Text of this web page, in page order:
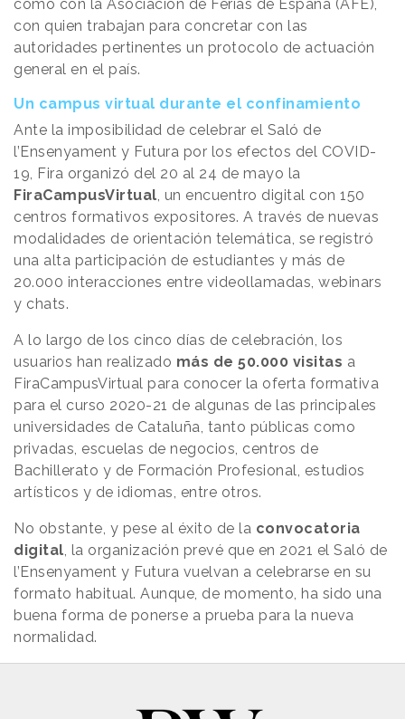
como con la Asociación de Ferias de España (AFE),
con quien trabajan para concretar con las
autoridades pertinentes un protocolo de actuación
general en el país.
Un campus virtual durante el confinamiento
Ante la imposibilidad de celebrar el Saló de
l’Ensenyament y Futura por los efectos del COVID-
19, Fira organizó del 20 al 24 de mayo la
FiraCampusVirtual , un encuentro digital con 150
centros formativos expositores. A través de nuevas
modalidades de orientación telemática, se registró
una alta participación de estudiantes y más de
20.000 interacciones entre videollamadas, webinars
y chats.
A lo largo de los cinco días de celebración, los
usuarios han realizado más de 50.000 visitas a
FiraCampusVirtual para conocer la oferta formativa
para el curso 2020-21 de algunas de las principales
universidades de Cataluña, tanto públicas como
privadas, escuelas de negocios, centros de
Bachillerato y de Formación Profesional, estudios
artísticos y de idiomas, entre otros.
No obstante, y pese al éxito de la convocatoria
digital , la organización prevé que en 2021 el Saló de
l’Ensenyament y Futura vuelvan a celebrarse en su
formato habitual. Aunque, de momento, ha sido una
buena forma de ponerse a prueba para la nueva
normalidad.